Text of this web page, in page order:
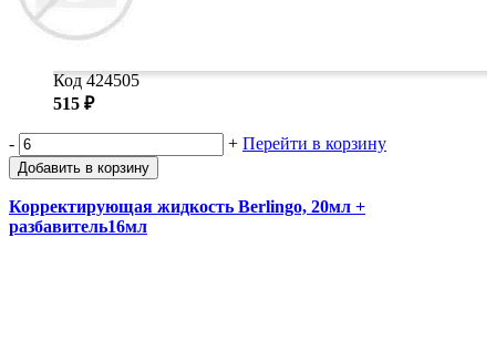
Код 424505
515 ₽
- + Перейти в корзину
Добавить в корзину
Корректирующая жидкость Berlingo, 20мл +
разбавитель16мл